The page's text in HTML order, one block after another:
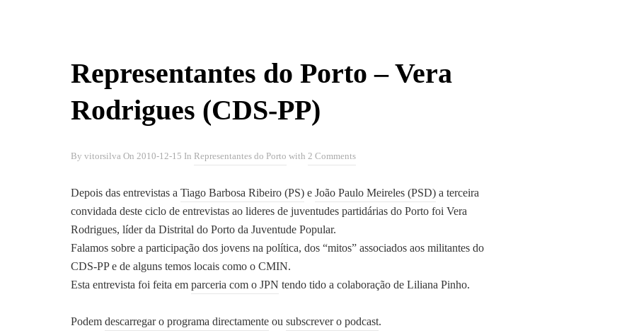
Representantes do Porto – Vera
Rodrigues (CDS-PP)
By vitorsilva On 2010-12-15 In Representantes do Porto with 2 Comments
Depois das entrevistas a Tiago Barbosa Ribeiro (PS)e João Paulo Meireles (PSD)a terceira
convidada deste ciclo de entrevistas ao lideres de juventudes partidárias do Porto foi Vera
Rodrigues, líder da Distrital do Porto da Juventude Popular.
Falamos sobre a participação dos jovens na política, dos “mitos” associados aos militantes do
CDS-PP e de alguns temos locais como o CMIN.
Esta entrevista foi feita em parceria com o JPN tendo tido a colaboração de Liliana Pinho.
Podem descarregar o programa directamenteou subscrever o podcast.